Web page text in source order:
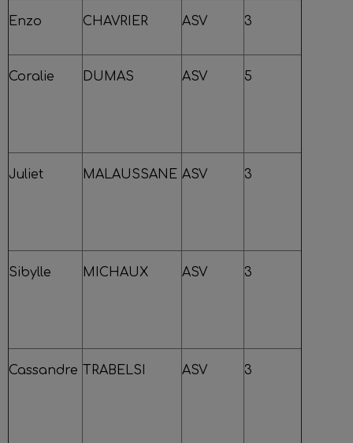
Enzo CHAVRIER ASV 3
Coralie DUMAS ASV 5
Juliet MALAUSSANE ASV 3
Sibylle MICHAUX ASV 3
Cassandre TRABELSI ASV 3